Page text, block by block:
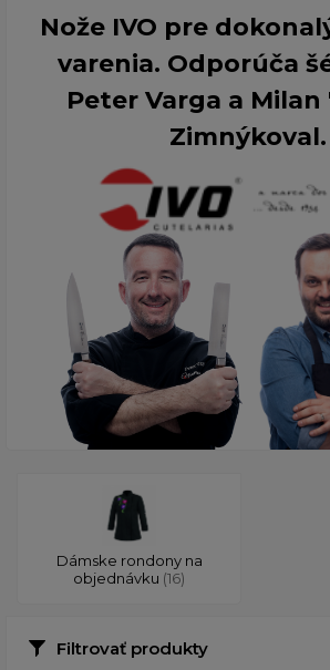
Nože IVO pre
varenia. Odporúča
Peter Varga a
Zimnýkoval.
Dámske rondony na
objednávku (16)
Filtrovať produkty